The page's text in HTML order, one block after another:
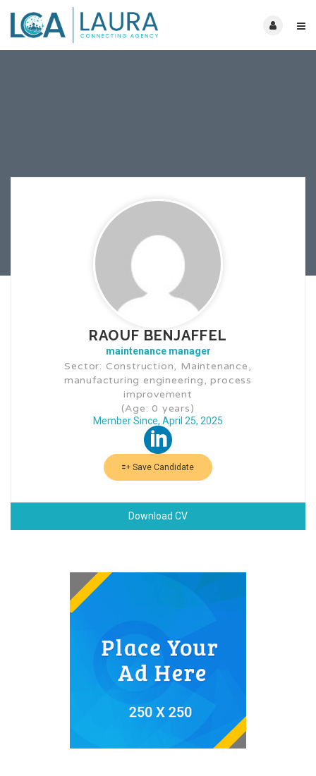
RAOUF BENJAFFEL
maintenance manager
Sector: Construction, Maintenance,
manufacturing engineering, process
improvement
(Age: 0 years)
Member Since, April 25, 2025
Save Candidate
Download CV